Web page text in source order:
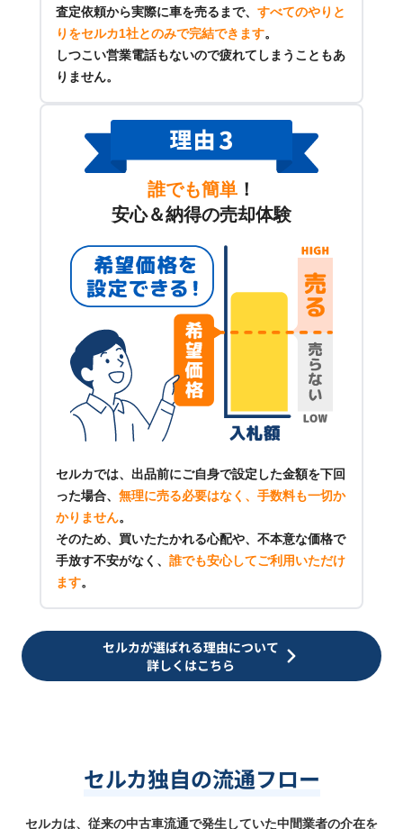
査定依頼から実際に車を売るまで、 すべてのやりと
りをセルカ1社とのみで完結できます。
しつこい営業電話もないので疲れてしまうこともあ
りません。
誰でも簡単 ！
安心＆納得の売却体験
セルカでは、出品前にご自身で設定した金額を下回
った場合、 無理に売る必要はなく、手数料も一切か
かりません。
そのため、買いたたかれる心配や、不本意な価格で
手放す不安がなく、 誰でも安心してご利用いただけ
ます。
セルカが選ばれる理由について
詳しくはこちら
セルカ独自の流通フロー
セルカは、従来の中古車流通で発生していた中間業者の介在を